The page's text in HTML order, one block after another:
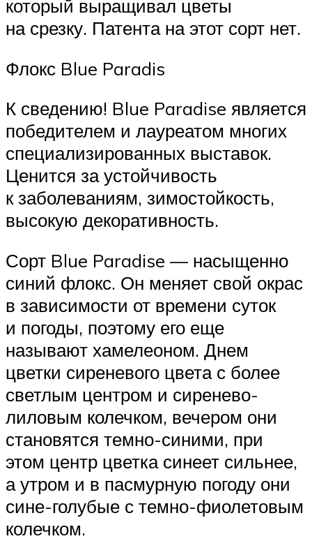
который выращивал цветы
на срезку. Патента на этот сорт нет.
Флокс Blue Paradis
К сведению! Blue Paradise является
победителем и лауреатом многих
специализированных выставок.
Ценится за устойчивость
к заболеваниям, зимостойкость,
высокую декоративность.
Сорт Blue Paradise — насыщенно
синий флокс. Он меняет свой окрас
в зависимости от времени суток
и погоды, поэтому его еще
называют хамелеоном. Днем
цветки сиреневого цвета с более
светлым центром и сиренево-
лиловым колечком, вечером они
становятся темно-синими, при
этом центр цветка синеет сильнее,
а утром и в пасмурную погоду они
сине-голубые с темно-фиолетовым
колечком.